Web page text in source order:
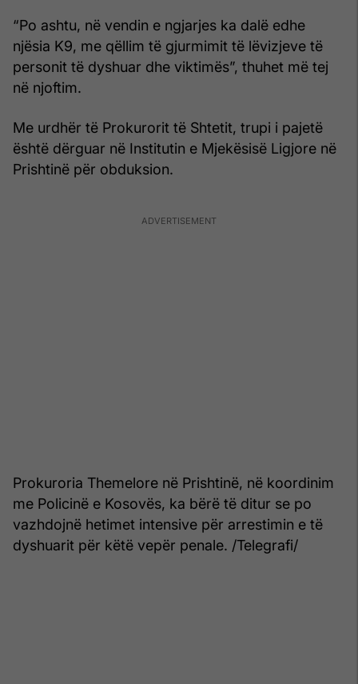
“Po ashtu, në vendin e ngjarjes ka dalë edhe
njësia K9, me qëllim të gjurmimit të lëvizjeve të
personit të dyshuar dhe viktimës”, thuhet më tej
në njoftim.
Me urdhër të Prokurorit të Shtetit, trupi i pajetë
është dërguar në Institutin e Mjekësisë Ligjore në
Prishtinë për obduksion.
Prokuroria Themelore në Prishtinë, në koordinim
me Policinë e Kosovës, ka bërë të ditur se po
vazhdojnë hetimet intensive për arrestimin e të
dyshuarit për këtë vepër penale. /Telegrafi/